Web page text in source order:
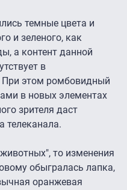
темные цвета и
и зеленого, как
а контент данной
в
этом ромбовидный
в новых элементах
зрителя даст
телеканала.
то изменения
обыгралась лапка,
оранжевая